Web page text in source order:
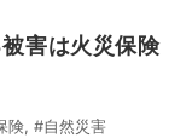
害は火災保険
険, #自然災害